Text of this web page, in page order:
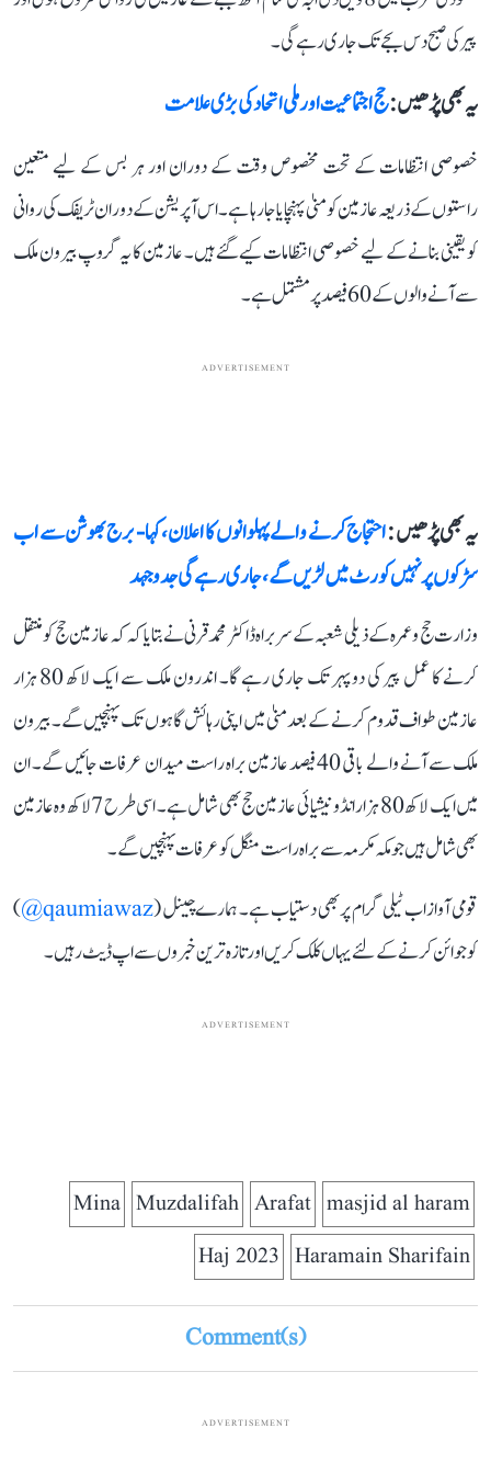
پیر کی صبح دس بجے تک جاری رہے گی۔
یہ بھی پڑھیں :حج اجتماعیت اور ملی اتحاد کی بڑی علامت
خصوصی انتظامات کے تحت مخصوص وقت کے دوران اور ہر بس کے لیے متعین
راستوں کے ذریعہ عازمین کو منیٰ پہنچایا جا رہا ہے۔ اس آپریشن کے دوران ٹریفک کی روانی
کو یقینی بنانے کے لیے خصوصی انتظامات کیے گئے ہیں۔ عازمین کا یہ گروپ بیرون ملک
سے آنے والوں کے 60 فیصد پر مشتمل ہے۔
ADVERTISEMENT
یہ بھی پڑھیں :احتجاج کرنے والے پہلوانوں کا اعلان، کہا- برج بھوشن سے اب
سڑکوں پر نہیں کورٹ میں لڑیں گے، جاری رہے گی جدوجہد
وزارت حج و عمرہ کے ذیلی شعبہ کے سربراہ ڈاکٹر محمد قرنی نے بتایا کہ کہ عازمین حج کو منتقل
کرنے کا عمل پیر کی دوپہر تک جاری رہے گا۔ اندرون ملک سے ایک لاکھ 80 ہزار
عازمین طواف قدوم کرنے کے بعد منیٰ میں اپنی رہائش گاہوں تک پہنچیں گے۔ بیرون
ملک سے آنے والے باقی 40 فیصد عازمین براہ راست میدان عرفات جائیں گے۔ ان
میں ایک لاکھ 80 ہزار انڈونیشیائی عازمین حج بھی شامل ہے۔ اسی طرح 7 لاکھ وہ عازمین
بھی شامل ہیں جو مکہ مکرمہ سے براہ راست منگل کو عرفات پہنچیں گے۔
قومی آواز اب ٹیلی گرام پر بھی دستیاب ہے۔ ہمارے چینل (qaumiawaz@
)
کو جوائن کرنے کے لئے یہاں کلک کریں اور تازہ ترین خبروں سے اپ ڈیٹ رہیں۔
ADVERTISEMENT
masjid al haram
Arafat
Muzdalifah
Mina
Haramain Sharifain
Haj 2023
Comment(s)
ADVERTISEMENT